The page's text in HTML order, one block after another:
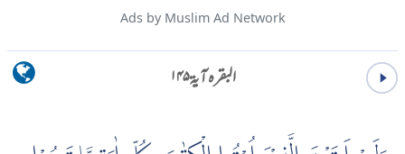
Ads by Muslim Ad Network
البقرہ آية ۱۴۵